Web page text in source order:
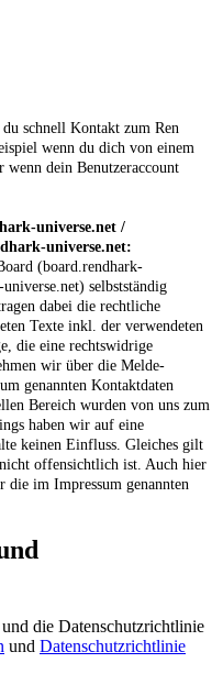
du schnell Kontakt zum Ren
wenn du dich von einem
wenn dein Benutzeraccount
universe.net /
universe.net:
(board.rendhark-
selbstständig
dabei die rechtliche
Texte inkl. der verwendeten
die eine rechtswidrige
wir über die Melde-
genannten Kontaktdaten
Bereich wurden von uns zum
haben wir auf eine
keinen Einfluss. Gleiches gilt
offensichtlich ist. Auch hier
die im Impressum genannten
die Datenschutzrichtlinie
und Datenschutzrichtlinie